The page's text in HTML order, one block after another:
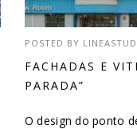
POSTED BY
FACHADAS E
PARADA”
O design do ponto